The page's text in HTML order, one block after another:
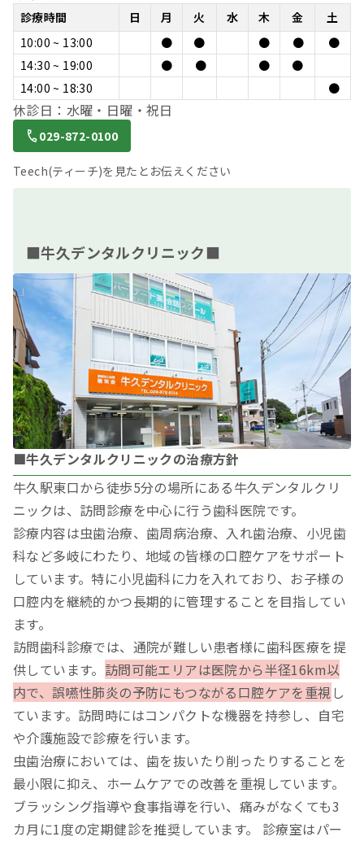
診療時間 日 月 火 水 木 金
土
10:00 ~ 13:00
● ● ● ●
●
14:30 ~ 19:00
● ● ●
●
14:00 ~ 18:30
●
休診日：水曜・日曜・祝日
029-872-0100
Teech(ティーチ)を見たとお伝えください
■牛久デンタルクリニック■
■牛久デンタルクリニックの治療方針
牛久駅東口から徒歩5分の場所にある牛久デンタルクリ
ニックは、訪問診療を中心に行う歯科医院です。
診療内容は虫歯治療、歯周病治療、入れ歯治療、小児歯
科など多岐にわたり、地域の皆様の口腔ケアをサポート
しています。特に小児歯科に力を入れており、お子様の
口腔内を継続的かつ長期的に管理することを目指してい
ます。
訪問歯科診療では、通院が難しい患者様に歯科医療を提
供しています。 訪問可能エリアは医院から半径16km以
内で、誤嚥性肺炎の予防にもつながる口腔ケアを重視 し
ています。訪問時にはコンパクトな機器を持参し、自宅
や介護施設で診療を行います。
虫歯治療においては、歯を抜いたり削ったりすることを
最小限に抑え、ホームケアでの改善を重視しています。
ブラッシング指導や食事指導を行い、痛みがなくても3
カ月に1度の定期健診を推奨しています。 診療室はパー